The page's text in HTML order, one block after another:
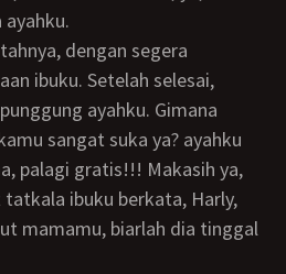
ayahku.
ibuku. Setelah selesai,
ayahku. Gimana
sangat suka ya? ayahku
palagi gratis!!! Makasih ya,
ibuku berkata, Harly,
mamamu, biarlah dia tinggal